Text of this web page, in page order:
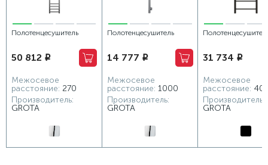
Полотенцесушитель
Estro 300x1800 хром
50 812 i
Межосевое
расстояние: 270
Производитель:
GROTA
Полотенцесушитель
30х1200 хром
14 777 i
Межосевое
расстояние: 1000
Производитель:
GROTA
полкой 430x1200
31 734 i
Межосевое
расстояние:
Производитель:
GROTA